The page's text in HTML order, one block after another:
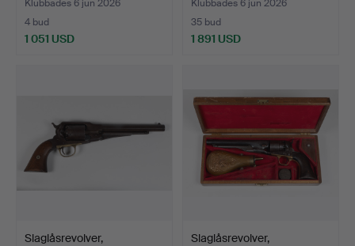
Poc…
Klubbades 6 jun 2026
4 bud
1 051 USD
Klubbades 6 jun 2026
35 bud
1 891 USD
Slaglåsrevolver,
Slaglåsrevolver,